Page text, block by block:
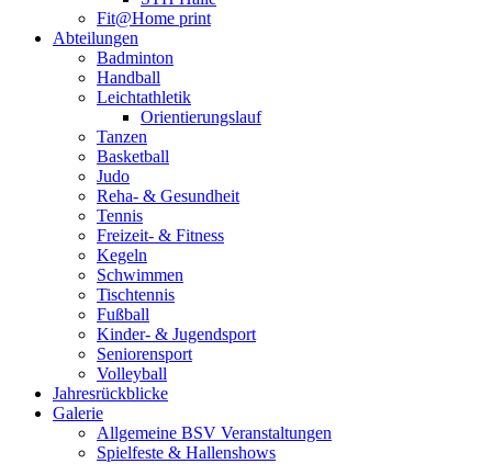
Fit@Home print
Abteilungen
Badminton
Handball
Leichtathletik
Orientierungslauf
Tanzen
Basketball
Judo
Reha- & Gesundheit
Tennis
Freizeit- & Fitness
Kegeln
Schwimmen
Tischtennis
Fußball
Kinder- & Jugendsport
Seniorensport
Volleyball
Jahresrückblicke
Galerie
Allgemeine BSV Veranstaltungen
Spielfeste & Hallenshows